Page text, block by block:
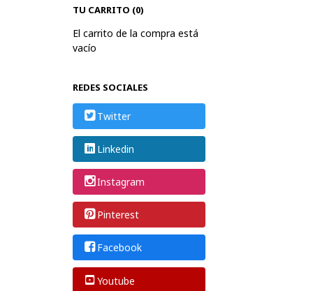
TU CARRITO (0)
El carrito de la compra está
vacío
REDES SOCIALES
Twitter
Linkedin
Instagram
Pinterest
Facebook
Youtube